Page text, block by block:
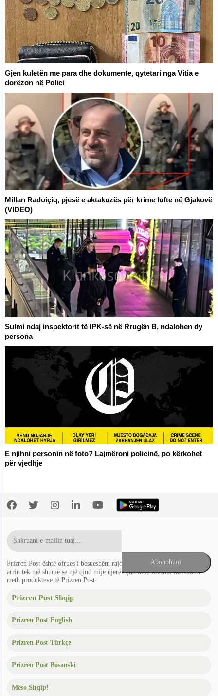
Gjen kuletën me para dhe dokumente, qytetari nga Vitia e
dorëzon në Polici
Millan Radoiçiq, pjesë e aktakuzës për krime lufte në Gjakovë
(VIDEO)
Sulmi ndaj inspektorit të IPK-së në Rrugën B, ndalohen dy
persona
E njihni personin në foto? Lajmëroni policinë, po kërkohet
për vjedhje
Prizren Post është ofrues i besueshëm rajonal i lajmeve në Ballkan që
arrin tek më shumë se një qind mijë njerëz çdo ditë. Mësoni më shumë
rreth produkteve të Prizren Post:
Prizren Post Shqip
Prizren Post English
Prizren Post Türkçe
Prizren Post Bosanski
Mëso Shqip!